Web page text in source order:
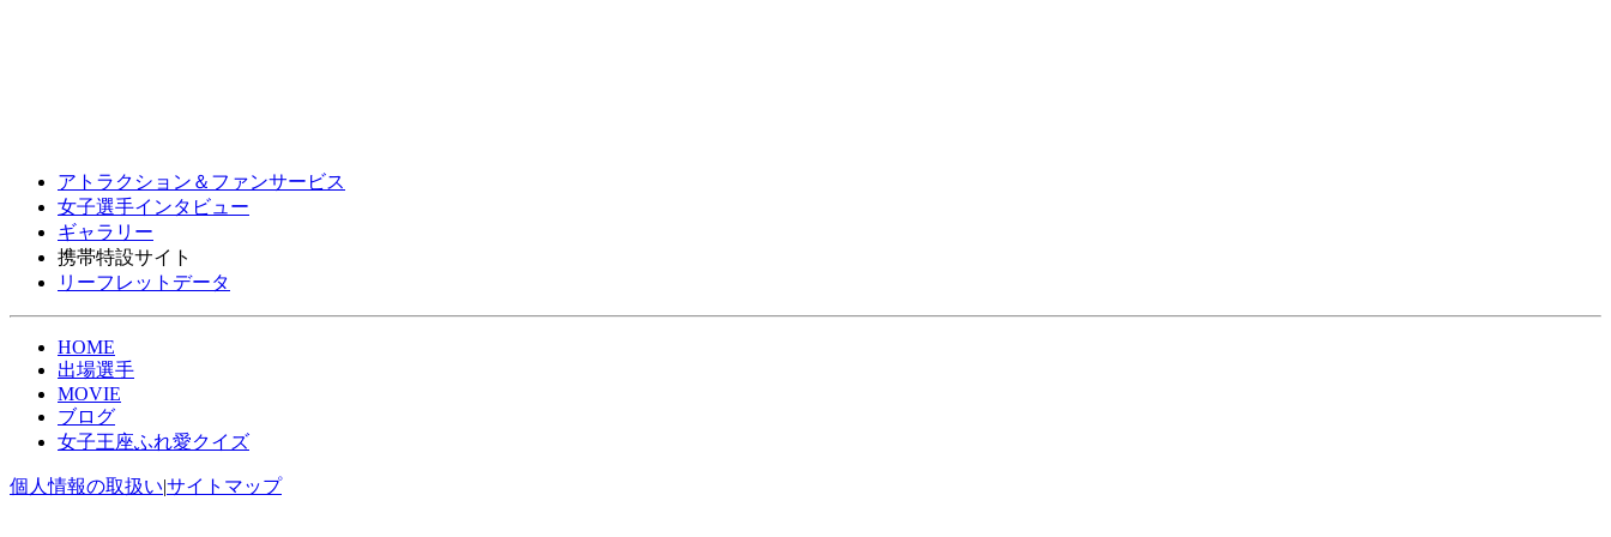
アトラクション＆ファンサービス
女子選手インタビュー
ギャラリー
携帯特設サイト
リーフレットデータ
HOME
出場選手
MOVIE
ブログ
女子王座ふれ愛クイズ
個人情報の取扱い|サイトマップ